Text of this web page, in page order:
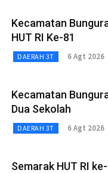
Kecamatan
HUT RI Ke-81
DAERAH 3T 6 Agt 2026
Kecamatan
Dua Sekolah
DAERAH 3T 6 Agt 2026
Semarak HUT RI